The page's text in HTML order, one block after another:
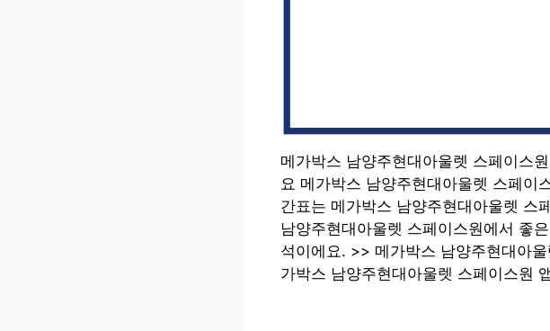
메가박스 남양주현대아울렛 스페이스
요 메가박스 남양주현대아울렛 스페이
간표는 메가박스 남양주현대아울렛 스
남양주현대아울렛 스페이스원에서 좋
석이에요. >> 메가박스 남양주현대아
가박스 남양주현대아울렛 스페이스원